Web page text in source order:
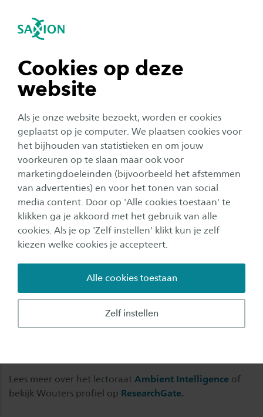
Cookies op deze
website
Als je onze website bezoekt, worden er cookies
geplaatst op je computer. We plaatsen cookies voor
het bijhouden van statistieken en om jouw
voorkeuren op te slaan maar ook voor
marketingdoeleinden (bijvoorbeeld het afstemmen
van advertenties) en voor het tonen van social
media content. Door op 'Alle cookies toestaan' te
klikken ga je akkoord met het gebruik van alle
cookies. Als je op 'Zelf instellen' klikt kun je zelf
kiezen welke cookies je accepteert.
Zelf instellen
Alle cookies toestaan
Navigatie openen
tonen
tonen
tonen
tonen
sluiten
dr. ir. Wouter Teeuw
dr. ir. Wouter Teeuw
Wouter Teeuw is lector bij het lectoraat Ambient
Intelligence. Wouter is afgestudeerd in de
Technische Natuurkunde aan de Universiteit van
Delft op computerarchitecturen voor
beeldverwerking. Vervolgens behaalde hij zijn
PhD in de Informatica aan de Universiteit
heeft meer dan 25 jaar ervaring als onderzoeker,
projectleider en projectontwikkelaar in het
toegepast onderzoek bij achtereenvolgens het
Telematica Research Centrum, Telematica
Lees meer over het lectoraat Ambient Intelligence of
bekijk Wouters profiel op ResearchGate.